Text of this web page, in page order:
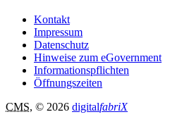
Kontakt
Impressum
Datenschutz
Hinweise zum eGovernment
Informationspflichten
Öffnungszeiten
CMS, © 2026 digitalfabriX